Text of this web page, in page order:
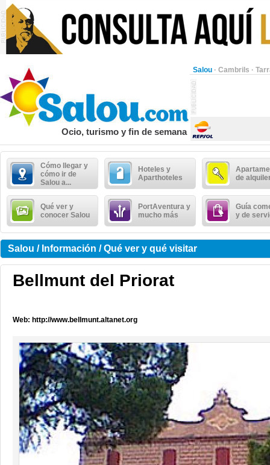
Salou · Cambrils ·
Ocio, turismo y fin de semana
Cómo llegar y
cómo ir de
Salou a...
Hoteles y
Aparthoteles
de
Qué ver y
conocer Salou
PortAventura y
mucho más
Guía
y de
Salou / Información / Qué ver y qué visitar
Bellmunt del Priorat
Web: http://www.bellmunt.altanet.org